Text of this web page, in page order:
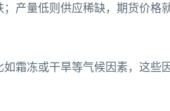
产量低则供应稀缺，期货价格
霜冻或干旱等气候因素，这些